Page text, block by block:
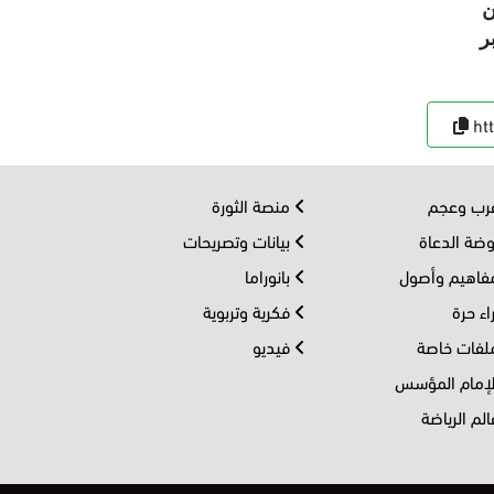
وعجم
الدعاة
وأصول
حرة
خاصة
المؤسس
الرياضة
منصة الثورة
بيانات وتصريحات
بانوراما
فكرية وتربوية
فيديو